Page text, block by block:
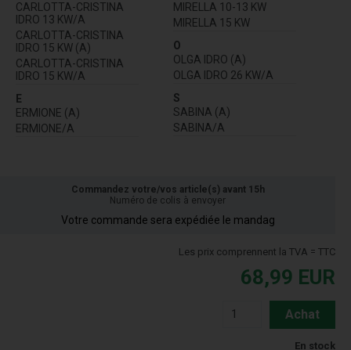
CARLOTTA-CRISTINA
IDRO 13 KW/A
CARLOTTA-CRISTINA
IDRO 15 KW (A)
CARLOTTA-CRISTINA
IDRO 15 KW/A
E
ERMIONE (A)
ERMIONE/A
MIRELLA 10-13 KW
MIRELLA 15 KW
O
OLGA IDRO (A)
OLGA IDRO 26 KW/A
S
SABINA (A)
SABINA/A
Commandez votre/vos article(s) avant 15h
Numéro de colis à envoyer
Votre commande sera expédiée le mandag
Les prix comprennent la TVA = TTC
68,99 EUR
Achat
En stock